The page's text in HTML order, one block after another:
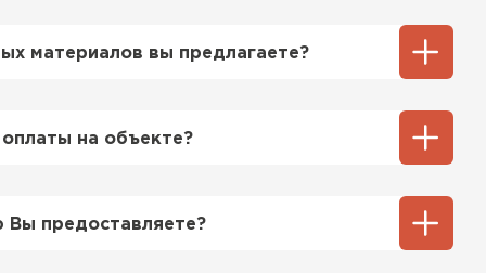
материалов вы предлагаете?
профнастил, ондулин, битумные
на объекте?
При этом, если доставленный
качества, Вы вправе отказаться от
предоставляете?